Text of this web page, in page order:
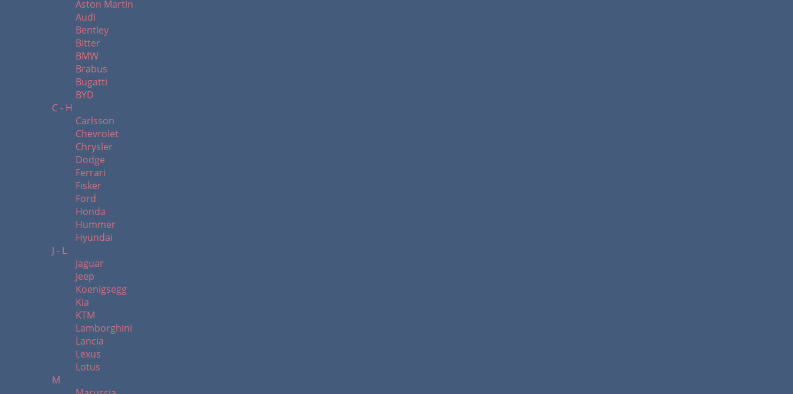
Aston Martin
Audi
Bentley
Bitter
BMW
Brabus
Bugatti
BYD
C - H
Carlsson
Chevrolet
Chrysler
Dodge
Ferrari
Fisker
Ford
Honda
Hummer
Hyundai
J - L
Jaguar
Jeep
Koenigsegg
Kia
KTM
Lamborghini
Lancia
Lexus
Lotus
M